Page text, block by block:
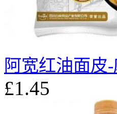
阿宽红油面皮-
£1.45